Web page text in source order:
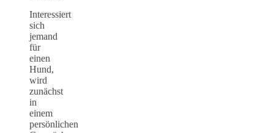
Interessiert
sich
jemand
für
einen
Hund,
wird
zunächst
in
einem
persönlichen